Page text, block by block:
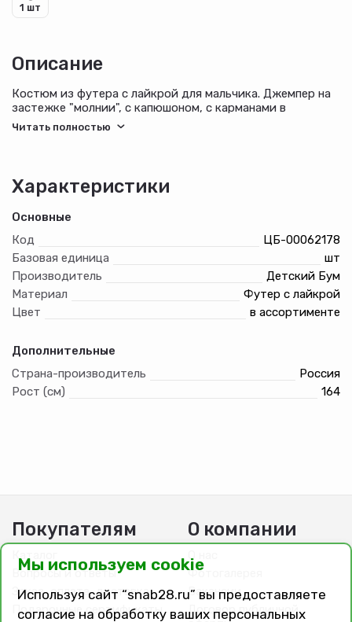
1 шт
Описание
Костюм из футера с лайкрой для мальчика. Джемпер на
застежке "молнии", с капюшоном, с карманами в
рельефах полочек, рукавами покроя "реглан", на
посадки на талии.
средних швов рукавов и по бокам брюк.
Характеристики
Основные
Код
ЦБ-00062178
Базовая единица
шт
Производитель
Детский Бум
Материал
Футер с лайкрой
Цвет
в ассортименте
Дополнительные
Страна-производитель
Россия
Рост (см)
164
Покупателям
Каталог
Вопросы и ответы
Заказ, оплата, доставка
Подарочные сертификаты
О компании
О нас
Фотогалерея
Вакансии
Договор публичной
Мы используем cookie
Используя сайт “snab28.ru” вы предоставляете
согласие на обработку ваших персональных